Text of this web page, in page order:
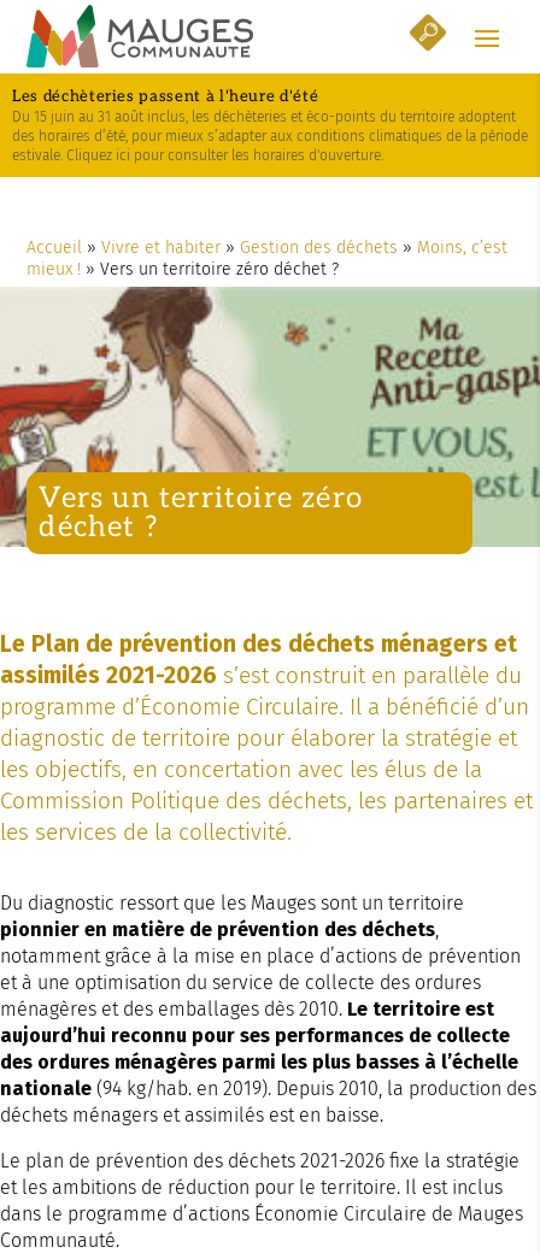
Skip
Aller
navigation
Plan
Les déchèteries passent à l'heure d'été
Du 15 juin au 31 août inclus, les déchèteries et éco-points du territoire adoptent
des horaires d’été, pour mieux s’adapter aux conditions climatiques de la période
estivale. Cliquez ici pour consulter les horaires d'ouverture.
Accueil »Vivre et habiter » Gestion des déchets » Moins, c’est
mieux ! »Vers un territoire zéro déchet ?
Vers un territoire zéro
déchet ?
Le Plan de prévention des déchets ménagers et
assimilés 2021-2026 s’est construit en parallèle du
programme d’Économie Circulaire. Il a bénéficié d’un
diagnostic de territoire pour élaborer la stratégie et
les objectifs, en concertation avec les élus de la
Commission Politique des déchets, les partenaires et
les services de la collectivité.
Du diagnostic ressort que les Mauges sont un territoire
pionnier en matière de prévention des déchets
notamment grâce à la mise en place d’actions de prévention
et à une optimisation du service de collecte des ordures
ménagères et des emballages dès 2010. Le territoire est
aujourd’hui reconnu pour ses performances de collecte
des ordures ménagères parmi les plus basses à l’échelle
nationale (94 kg/hab. en 2019). Depuis 2010, la production des
déchets ménagers et assimilés est en baisse.
Le plan de prévention des déchets 2021-2026 fixe la stratégie
et les ambitions de réduction pour le territoire. Il est inclus
dans le programme d’actions Économie Circulaire de Mauges
Communauté.